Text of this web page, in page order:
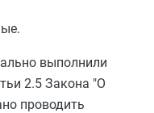
выполнили
2.5 Закона "О
проводить